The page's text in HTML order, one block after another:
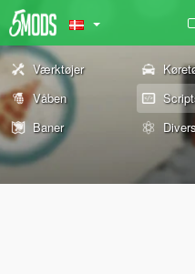
Værktøjer
Våben
Baner